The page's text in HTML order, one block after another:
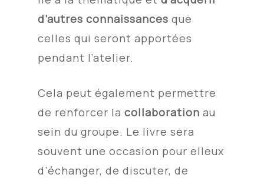
d’autres connaissances que
celles qui seront apportées
pendant l’atelier.
Cela peut également permettre
de renforcer lacollaboration au
sein du groupe. Le livre sera
souvent une occasion pour elleux
d’échanger, de discuter, de